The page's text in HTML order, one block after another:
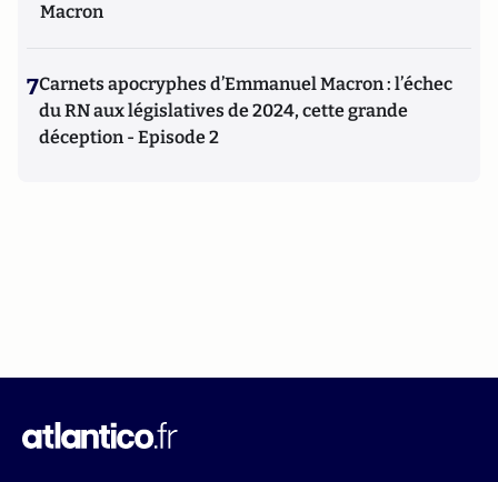
Macron
7Carnets apocryphes d’Emmanuel Macron : l’échec
du RN aux législatives de 2024, cette grande
déception - Episode 2